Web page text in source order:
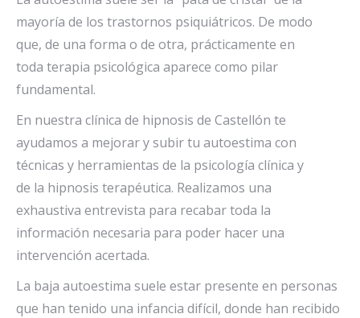
mayoría de los trastornos psiquiátricos. De modo
que, de una forma o de otra, prácticamente en
toda terapia psicológica aparece como pilar
fundamental.
En nuestra clínica de hipnosis de Castellón te
ayudamos a mejorar y subir tu autoestima con
técnicas y herramientas de la psicología clínica y
de la hipnosis terapéutica. Realizamos una
exhaustiva entrevista para recabar toda la
información necesaria para poder hacer una
intervención acertada.
La baja autoestima suele estar presente en personas
que han tenido una infancia difícil, donde han recibido